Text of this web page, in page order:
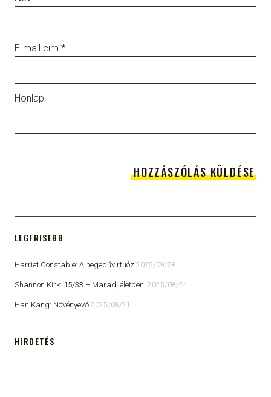
E-mail cím *
Honlap
LEGFRISEBB
Harriet Constable: A hegedűvirtuóz 2025/09/28
Shannon Kirk: 15/33 ​– Maradj életben! 2025/08/24
Han Kang: Növényevő 2025/08/21
HIRDETÉS